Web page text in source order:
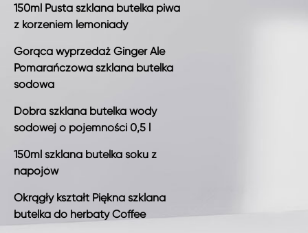
150ml Pusta szklana butelka piwa
z korzeniem lemoniady
Gorąca wyprzedaż Ginger Ale
Pomarańczowa szklana butelka
sodowa
Dobra szklana butelka wody
sodowej o pojemności 0,5 l
150ml szklana butelka soku z
napojów
Okrągły kształt Piękna szklana
butelka do herbaty Coffee